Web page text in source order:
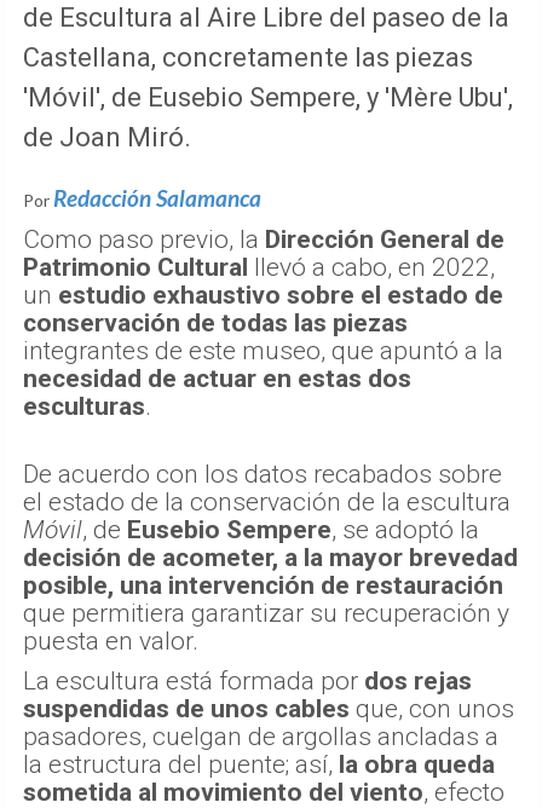
de Escultura al Aire Libre del paseo de la
Castellana, concretamente las piezas
'Móvil', de Eusebio Sempere, y 'Mère Ubu',
de Joan Miró.
Por Redacción Salamanca
Como paso previo, la Dirección General de
Patrimonio Cultural llevó a cabo, en 2022,
un estudio exhaustivo sobre el estado de
conservación de todas las piezas
integrantes de este museo, que apuntó a la
necesidad de actuar en estas dos
esculturas.
De acuerdo con los datos recabados sobre
el estado de la conservación de la escultura
Móvil, de Eusebio Sempere, se adoptó la
decisión de acometer, a la mayor brevedad
posible, una intervención de restauración
que permitiera garantizar su recuperación y
puesta en valor.
La escultura está formada por dos rejas
suspendidas de unos cables que, con unos
pasadores, cuelgan de argollas ancladas a
la estructura del puente; así, la obra queda
sometida al movimiento del viento, efecto